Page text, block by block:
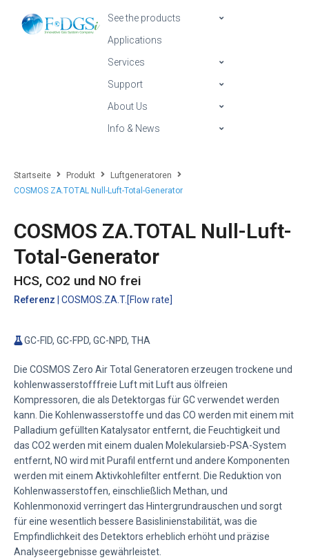
See the products
Applications
Services
Support
About Us
Info & News
Startseite Produkt
Luftgeneratoren
COSMOS ZA.TOTAL Null-Luft-Total-Generator
COSMOS ZA.TOTAL Null-Luft-
Total-Generator
HCS, CO2 und NO frei
Referenz | COSMOS.ZA.T.[Flow rate]
GC-FID, GC-FPD, GC-NPD, THA
Die COSMOS Zero Air Total Generatoren erzeugen trockene und
kohlenwasserstofffreie Luft mit Luft aus ölfreien
Kompressoren, die als Detektorgas für GC verwendet werden
kann. Die Kohlenwasserstoffe und das CO werden mit einem mit
Palladium gefüllten Katalysator entfernt, die Feuchtigkeit und
das CO2 werden mit einem dualen Molekularsieb-PSA-System
entfernt, NO wird mit Purafil entfernt und andere Komponenten
werden mit einem Aktivkohlefilter entfernt. Die Reduktion von
Kohlenwasserstoffen, einschließlich Methan, und
Kohlenmonoxid verringert das Hintergrundrauschen und sorgt
für eine wesentlich bessere Basislinienstabilität, was die
Empfindlichkeit des Detektors erheblich erhöht und präzise
Analyseergebnisse gewährleistet.